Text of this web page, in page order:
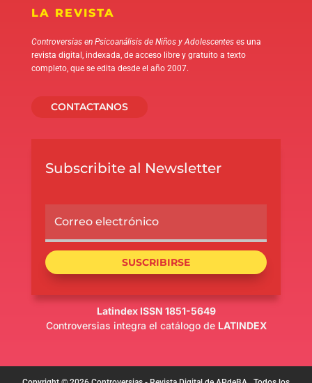
LA REVISTA
Controversias en Psicoanálisis de Niños y Adolescenteses una
revista digital, indexada, de acceso libre y gratuito a texto
completo, que se edita desde el año 2007.
CONTACTANOS
Subscribite al Newsletter
SUSCRIBIRSE
Latindex ISSN 1851-5649
Controversias integra el catálogo de LATINDEX